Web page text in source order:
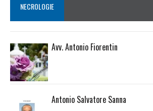
NECROLOGIE
Avv. Antonio Fiorentin
Antonio Salvatore Sanna